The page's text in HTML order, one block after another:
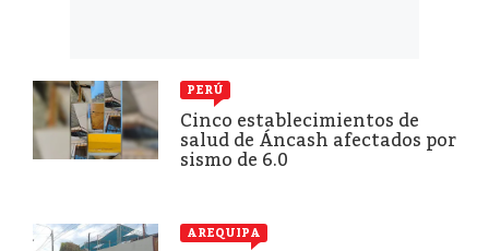
PERÚ
Cinco establecimientos de
salud de Áncash afectados por
sismo de 6.0
AREQUIPA